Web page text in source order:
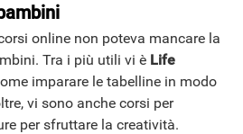
online non poteva mancare la
Tra i più utili vi è Life
imparare le tabelline in modo
vi sono anche corsi per
per sfruttare la creatività.